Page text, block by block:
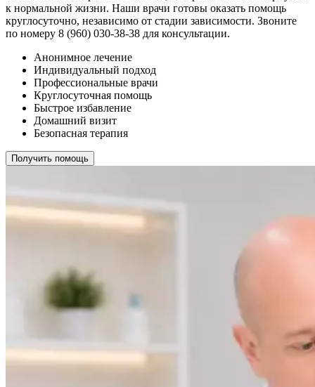
к нормальной жизни. Наши врачи готовы оказать помощь
круглосуточно, независимо от стадии зависимости. Звоните
по номеру 8 (960) 030-38-38 для консультации.
Анонимное лечение
Индивидуальный подход
Профессиональные врачи
Круглосуточная помощь
Быстрое избавление
Домашний визит
Безопасная терапия
Получить помощь